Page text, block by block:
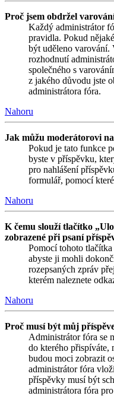
Proč jsem obdržel
Každý administrátor
pravidla. Pokud
být uděleno varování.
rozhodnutí
společného s
z jakého důvodu jste
administrátora fóra.
Nahoru
Jak můžu moderátorovi
Pokud je tato funkce
byste v příspěvku,
pro nahlášení
formulář, pomocí
Nahoru
K čemu slouží tlačítko
zobrazené při psaní
Pomocí tohoto
abyste ji mohli
rozepsaných zpráv
kterém naleznete
Nahoru
Proč musí být můj
Administrátor fóra se
do kterého přispíváte,
budou moci zobrazit
administrátor fóra
příspěvky musí být
administrátora fóra